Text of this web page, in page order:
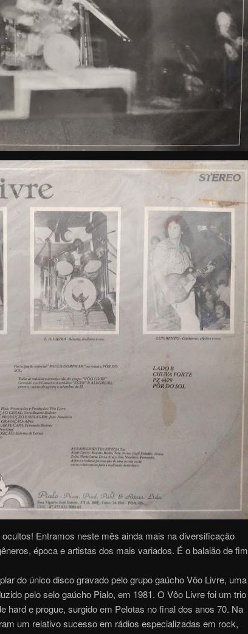
Entramos neste mês ainda mais na diversificação
época e artistas dos mais variados. É o balaião de fim
do único disco gravado pelo grupo gaúcho Vôo Livre, uma
pelo selo gaúcho Pialo, em 1981. O Vôo Livre foi um trio
hard e progue, surgido em Pelotas no final dos anos 70. Na
um relativo sucesso em rádios especializadas em rock,